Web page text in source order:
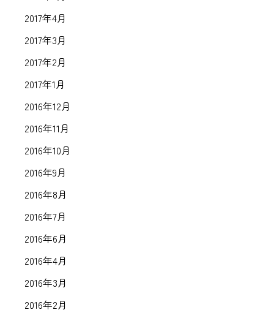
2017年4月
2017年3月
2017年2月
2017年1月
2016年12月
2016年11月
2016年10月
2016年9月
2016年8月
2016年7月
2016年6月
2016年4月
2016年3月
2016年2月